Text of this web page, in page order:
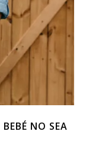
NO SEA